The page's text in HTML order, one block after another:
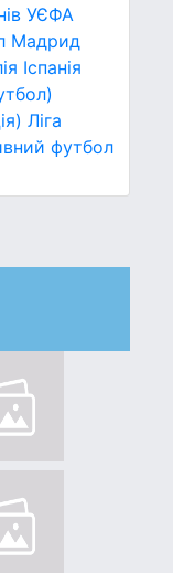
УЄФА
Мадрид
Іспанія
Ліга
футбол